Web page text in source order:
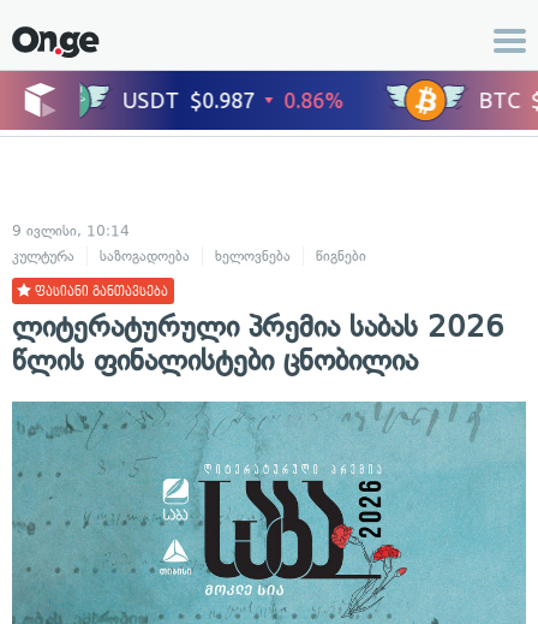
9 ივლისი, 10:14
კულტურა
საზოგადოება ხელოვნება წიგნები
ფასიანი განთავსება
ლიტერატურული პრემია საბას 2026
წლის ფინალისტები ცნობილია